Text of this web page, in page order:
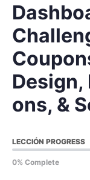
Design,
ons, &
LECCIÓN PROGRESS
0% Complete